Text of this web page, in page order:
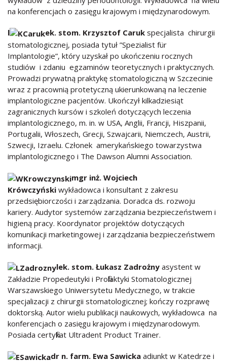
na konferencjach o zasięgu krajowym i międzynarodowym.
l ek. stom. Krzysztof Caruk specjalista chirurgii
stomatologicznej, posiada tytuł ”Spezialist für
Implantologie”, który uzyskał po ukończeniu rocznych
studiów i zdaniu egzaminów teoretycznych i praktycznych.
Prowadzi prywatną praktykę stomatologiczną w Szczecinie
wraz z pracownią protetyczną ukierunkowaną na leczenie
implantologiczne pacjentów. Ukończył kilkadziesiąt
zagranicznych kursów i szkoleń dotyczących leczenia
implantologicznego, m. in. w USA, Anglii, Francji, Hiszpanii,
Portugalii, Włoszech, Grecji, Szwajcarii, Niemczech, Austrii,
Szwecji, Izraelu. Członek amerykańskiego towarzystwa
implantologicznego i The Dawson Alumni Association.
mgr inż. Wojciech
Krówczyński wykładowca i konsultant z zakresu
przedsiębiorczości i zarządzania. Doradca ds. rozwoju
kariery. Audytor systemów zarządzania bezpieczeństwem i
higieną pracy. Koordynator projektów dotyczących
komunikacji marketingowej i zarządzania bezpieczeństwem
informacji.
lek. stom. Łukasz Zadrożny asystent w
Zakładzie Propedeutyki i Profilaktyki Stomatologicznej
Warszawskiego Uniwersytetu Medycznego, w trakcie
specjalizacji z chirurgii stomatologicznej; kończy rozprawę
doktorską. Autor wielu publikacji naukowych, wykładowca na
konferencjach o zasięgu krajowym i międzynarodowym.
Posiada certyfikat Ultradent Product Trainer.
dr n. farm. Ewa Sawicka adiunkt w Katedrze i